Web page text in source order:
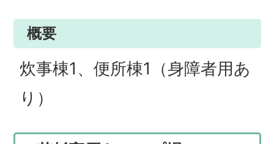
概要
炊事棟1、便所棟1（身障者用あ
り）